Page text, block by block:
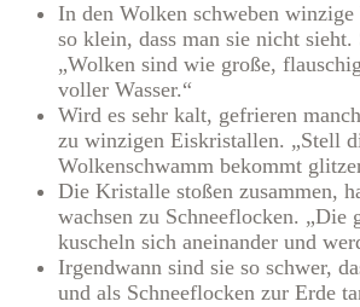
In den Wolken schweben winzige
so klein, dass man sie nicht
„Wolken sind wie große,
voller Wasser.“
Wird es sehr kalt, gefrieren
zu winzigen Eiskristallen. „Stell
Wolkenschwamm bekommt
Die Kristalle stoßen zusammen,
wachsen zu Schneeflocken. „Die
kuscheln sich aneinander und
Irgendwann sind sie so schwer,
und als Schneeflocken zur Erde